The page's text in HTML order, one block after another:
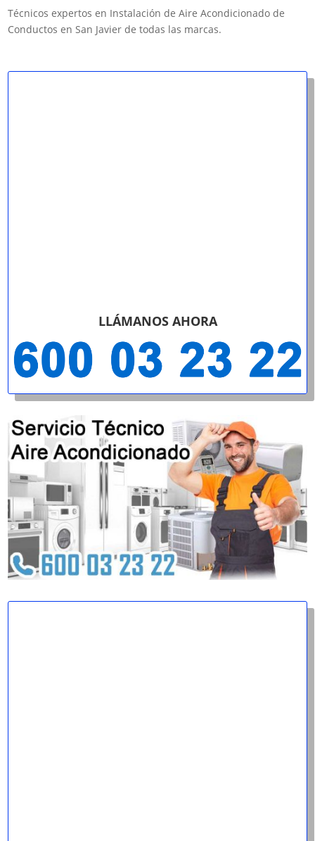
Técnicos expertos en Instalación de Aire Acondicionado de
Conductos en San Javier de todas las marcas.
LLÁMANOS AHORA